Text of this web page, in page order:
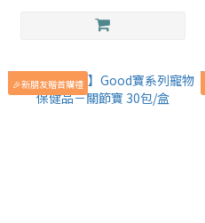
🎉新朋友贈首購禮